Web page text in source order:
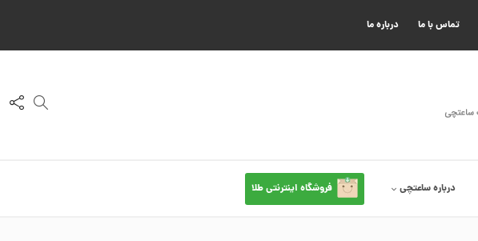
درباره ما تماس با ما
درباره ساعتچی فروشگاه اینترنتی طلا